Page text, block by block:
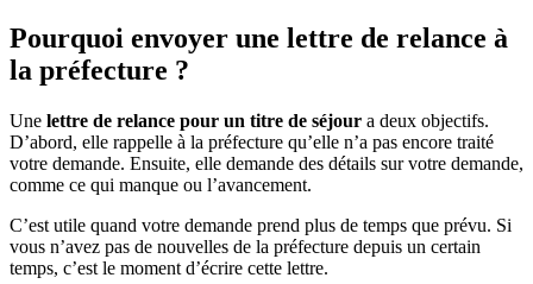
Pourquoi envoyer une lettre de relance à
la préfecture ?
Une lettre de relance pour un titre de séjour a deux objectifs.
D’abord, elle rappelle à la préfecture qu’elle n’a pas encore traité
votre demande. Ensuite, elle demande des détails sur votre demande,
comme ce qui manque ou l’avancement.
C’est utile quand votre demande prend plus de temps que prévu. Si
vous n’avez pas de nouvelles de la préfecture depuis un certain
temps, c’est le moment d’écrire cette lettre.